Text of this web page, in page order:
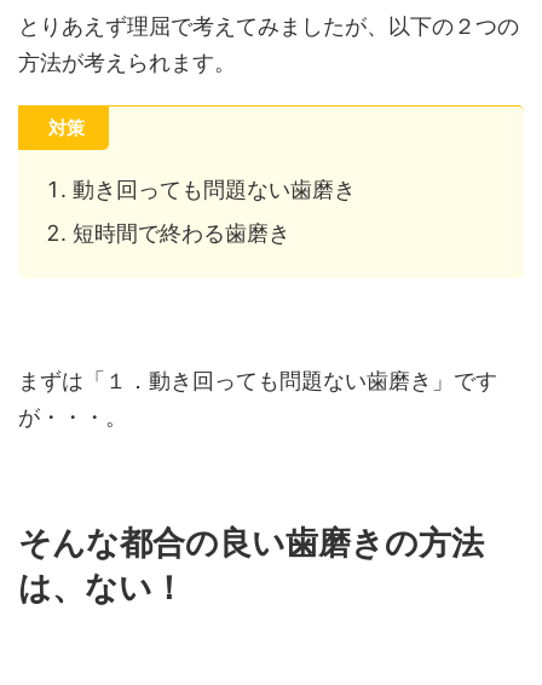
とりあえず理屈で考えてみましたが、以下の２つの
方法が考えられます。
対策
動き回っても問題ない歯磨き
短時間で終わる歯磨き
まずは「１．動き回っても問題ない歯磨き」です
が・・・。
そんな都合の良い歯磨きの方法
は、ない！